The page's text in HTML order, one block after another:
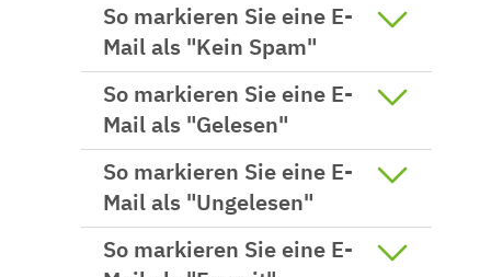
So markieren Sie eine E-
Mail als "Kein Spam"
So markieren Sie eine E-
Mail als "Gelesen"
So markieren Sie eine E-
Mail als "Ungelesen"
So markieren Sie eine E-